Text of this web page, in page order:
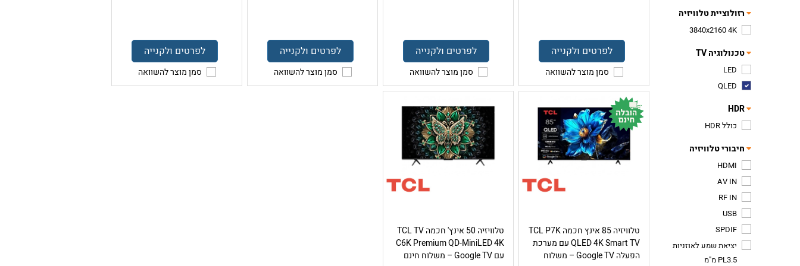
רזולוציית טלוויזיה
3840x2160 4K
טכנולוגיה TV
LED
QLED
HDR
כולל HDR
חיבורי טלוויזיה
HDMI
AV IN
RF IN
USB
SPDIF
יציאת שמע לאוזניות
PL3.5 מ"מ
לפרטים ולקנייה
סמן מוצר להשוואה
לפרטים ולקנייה
סמן מוצר להשוואה
לפרטים ולקנייה
סמן מוצר להשוואה
לפרטים ולקנייה
סמן מוצר להשוואה
טלוויזיה 85 אינץ חכמה TCL P7K
QLED 4K Smart TV עם מערכת
הפעלה Google TV – משלוח
טלוויזיה 50 אינץ' חכמה TCL TV
C6K Premium QD-MiniLED 4K
עם Google TV – משלוח חינם